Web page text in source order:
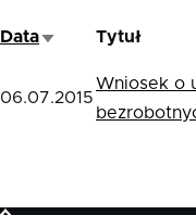
DataSortuj rosnąco
Tytuł
06.07.2015
Wniosek o